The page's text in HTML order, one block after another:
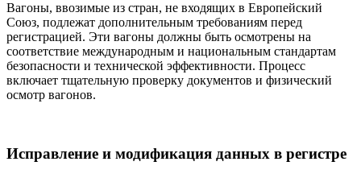
Вагоны, ввозимые из стран, не входящих в Европейский
Союз, подлежат дополнительным требованиям перед
регистрацией. Эти вагоны должны быть осмотрены на
соответствие международным и национальным стандартам
безопасности и технической эффективности. Процесс
включает тщательную проверку документов и физический
осмотр вагонов.
Исправление и модификация данных в регистре